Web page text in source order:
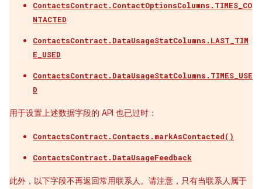
ContactsContract.ContactOptionsColumns.TIMES_CO
NTACTED
ContactsContract.DataUsageStatColumns.LAST_TIM
E_USED
ContactsContract.DataUsageStatColumns.TIMES_USE
D
用于设置上述数据字段的 API 也已过时：
ContactsContract.Contacts.markAsContacted()
ContactsContract.DataUsageFeedback
此外，以下字段不再返回常用联系人。请注意，只有当联系人属于